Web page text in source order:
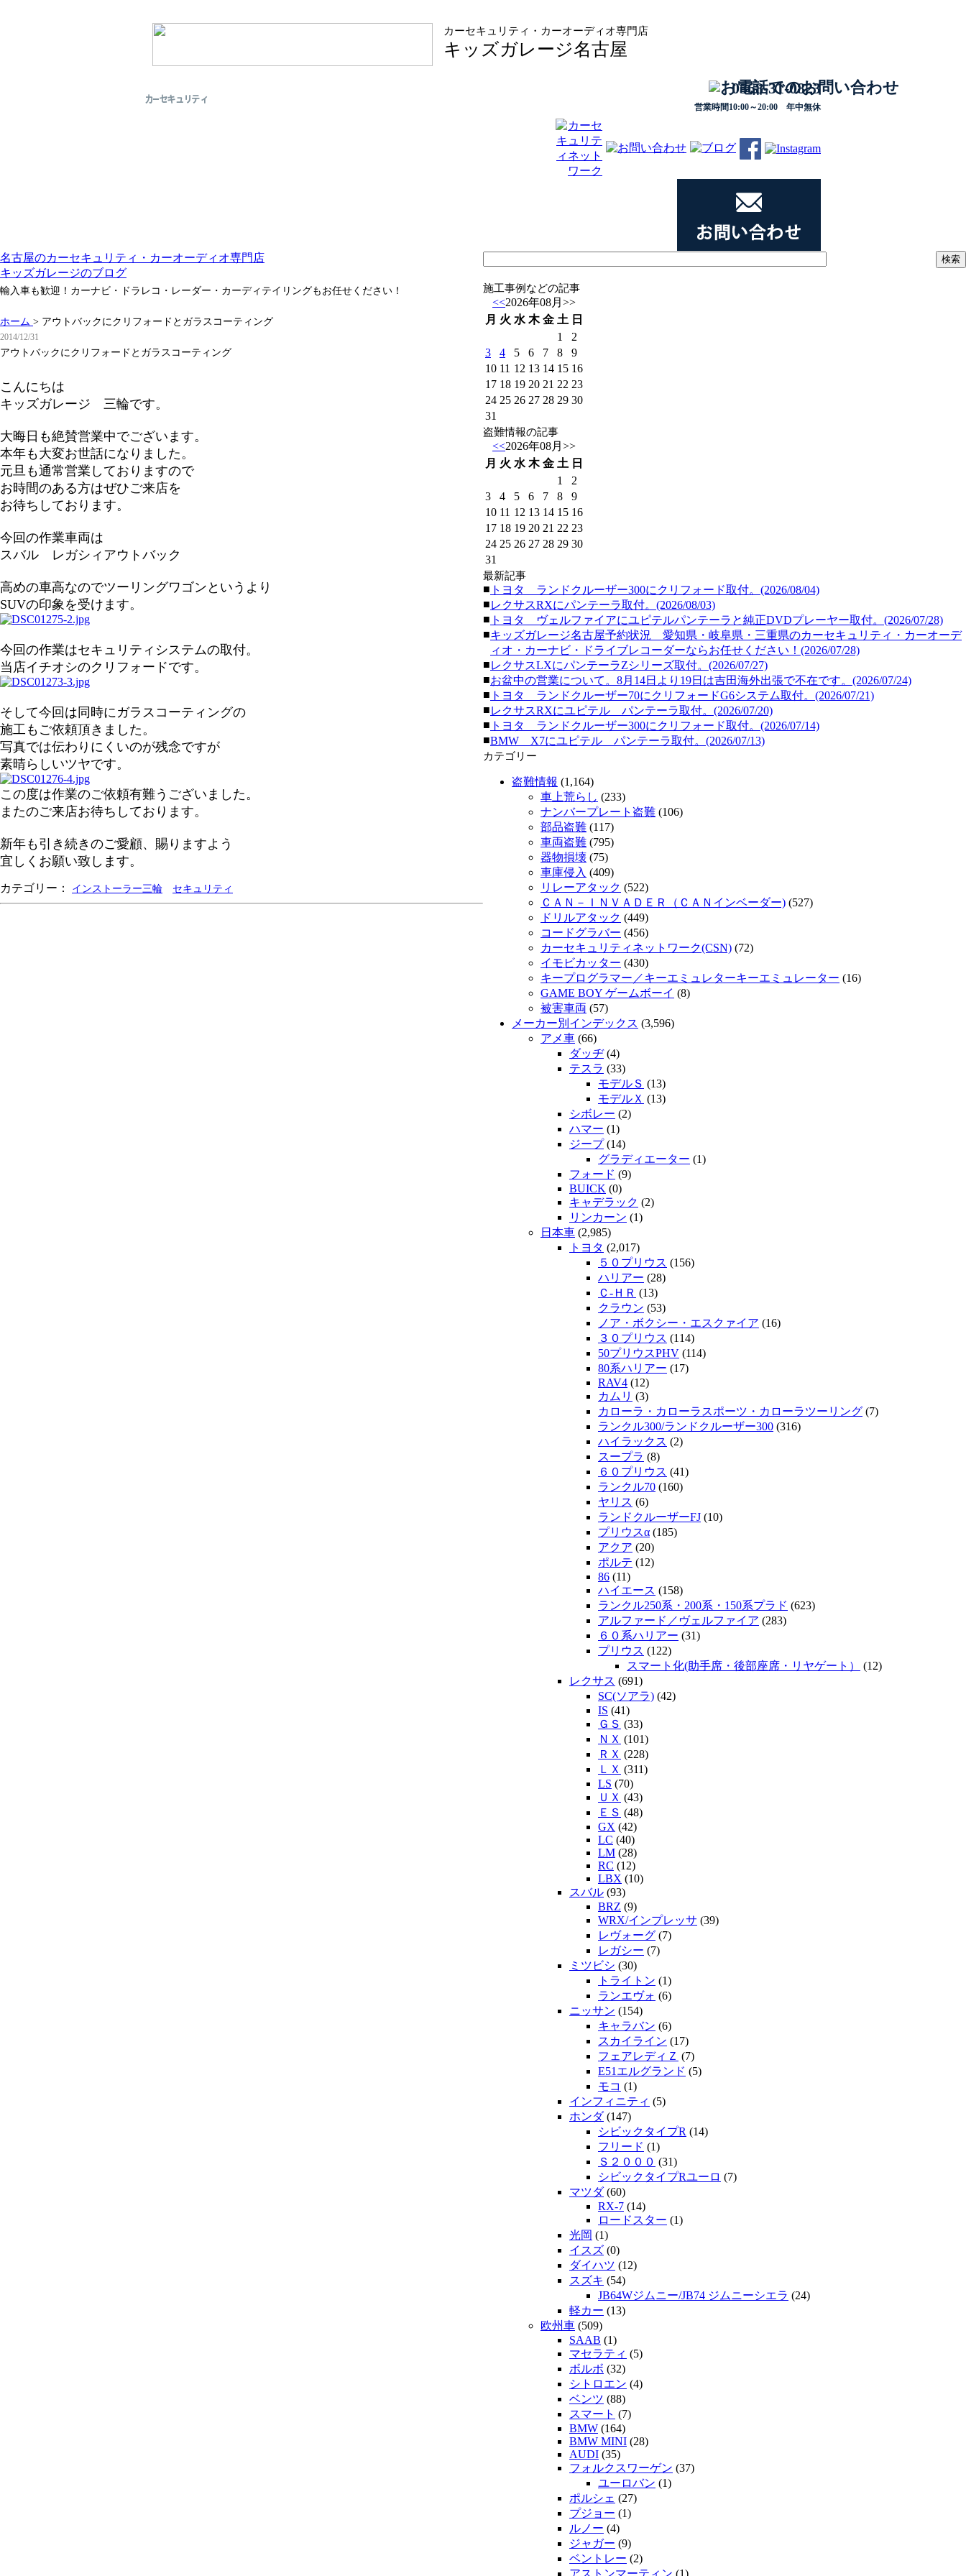
カーセキュリティ・カーオーディオ専門店
キッズガレージ名古屋
0568-31-0823
営業時間10:00～20:00 年中無休
名古屋のカーセキュリティ・カーオーディオ専門店
キッズガレージのブログ
輸入車も歓迎！カーナビ・ドラレコ・レーダー・カーディテイリングもお任せください！
ホーム > アウトバックにクリフォードとガラスコーティング
2014/12/31
アウトバックにクリフォードとガラスコーティング
こんにちは
キッズガレージ 三輪です。
大晦日も絶賛営業中でございます。
本年も大変お世話になりました。
元旦も通常営業しておりますので
お時間のある方はぜひご来店を
お待ちしております。
今回の作業車両は
スバル レガシィアウトバック
高めの車高なのでツーリングワゴンというより
SUVの印象を受けます。
今回の作業はセキュリティシステムの取付。
当店イチオシのクリフォードです。
そして今回は同時にガラスコーティングの
施工もご依頼頂きました。
写真では伝わりにくいのが残念ですが
素晴らしいツヤです。
この度は作業のご依頼有難うございました。
またのご来店お待ちしております。
新年も引き続きのご愛顧、賜りますよう
宜しくお願い致します。
カテゴリー： インストーラー三輪 セキュリティ
施工事例などの記事
<<2026年08月 >>
月 火 水 木 金 土 日
1
2
3
4 5 6 7 8
9
10 11 12 13 14 15 16
17 18 19 20 21 22 23
24 25 26 27 28 29 30
31
盗難情報の記事
<<2026年08月 >>
月 火 水 木 金 土 日
1
2
3
4 5 6 7 8
9
10 11 12 13 14 15 16
17 18 19 20 21 22 23
24 25 26 27 28 29 30
31
最新記事
■ トヨタ ランドクルーザー300にクリフォード取付。(2026/08/04)
■レクサスRXにパンテーラ取付。(2026/08/03)
■ トヨタ ヴェルファイアにユピテルパンテーラと純正DVDプレーヤー取付。(2026/07/28)
■キッズガレージ名古屋予約状況 愛知県・岐阜県・三重県のカーセキュリティ・カーオーデ
ィオ・カーナビ・ドライブレコーダーならお任せください！(2026/07/28)
■レクサスLXにパンテーラZシリーズ取付。(2026/07/27)
■お盆中の営業について。8月14日より19日は吉田海外出張で不在です。(2026/07/24)
■ トヨタ ランドクルーザー70にクリフォードG6システム取付。(2026/07/21)
■レクサスRXにユピテル パンテーラ取付。(2026/07/20)
■ トヨタ ランドクルーザー300にクリフォード取付。(2026/07/14)
■BMW X7にユピテル パンテーラ取付。(2026/07/13)
カテゴリー
盗難情報 (1,164)
車上荒らし (233)
ナンバープレート盗難 (106)
部品盗難 (117)
車両盗難 (795)
器物損壊 (75)
車庫侵入 (409)
リレーアタック (522)
ＣＡＮ－ＩＮＶＡＤＥＲ（ＣＡＮインベーダー) (527)
ドリルアタック (449)
コードグラバー (456)
カーセキュリティネットワーク(CSN) (72)
イモビカッター (430)
キープログラマー／キーエミュレターキーエミュレーター (16)
GAME BOY ゲームボーイ (8)
被害車両 (57)
メーカー別インデックス (3,596)
アメ車 (66)
ダッヂ(4)
テスラ (33)
モデルＳ (13)
モデルＸ (13)
シボレー (2)
ハマー (1)
ジープ(14)
グラディエーター (1)
フォード (9)
BUICK (0)
キャデラック (2)
リンカーン (1)
日本車 (2,985)
トヨタ (2,017)
５０プリウス (156)
ハリアー (28)
Ｃ-ＨＲ (13)
クラウン (53)
ノア・ボクシー・エスクァイア (16)
３０プリウス (114)
50プリウスPHV (114)
80系ハリアー (17)
RAV4 (12)
カムリ (3)
カローラ・カローラスポーツ・カローラツーリング (7)
ランクル300/ランドクルーザー300 (316)
ハイラックス (2)
スープラ (8)
６０プリウス (41)
ランクル70 (160)
ヤリス (6)
ランドクルーザーFJ (10)
プリウスα (185)
アクア (20)
ポルテ (12)
86 (11)
ハイエース (158)
ランクル250系・200系・150系プラド (623)
アルファード／ヴェルファイア (283)
６０系ハリアー (31)
プリウス (122)
スマート化(助手席・後部座席・リヤゲート）
(12)
レクサス (691)
SC(ソアラ) (42)
IS (41)
ＧＳ (33)
ＮＸ (101)
ＲＸ (228)
ＬＸ (311)
LS (70)
ＵＸ (43)
ＥＳ (48)
GX (42)
LC (40)
LM (28)
RC (12)
LBX (10)
スバル (93)
BRZ (9)
WRX/インプレッサ (39)
レヴォーグ (7)
レガシー (7)
ミツビシ (30)
トライトン (1)
ランエヴォ (6)
ニッサン (154)
キャラバン (6)
スカイライン (17)
フェアレディＺ (7)
E51エルグランド (5)
モコ (1)
インフィニティ (5)
ホンダ(147)
シビックタイプR (14)
フリード (1)
Ｓ２０００ (31)
シビックタイプRユーロ (7)
マツダ(60)
RX-7 (14)
ロードスター (1)
光岡 (1)
イスズ (0)
ダイハツ (12)
スズキ (54)
JB64Wジムニー/JB74 ジムニーシエラ (24)
軽カー (13)
欧州車 (509)
SAAB (1)
マセラティ (5)
ボルボ (32)
シトロエン (4)
ベンツ (88)
スマート (7)
BMW (164)
BMW MINI (28)
AUDI (35)
フォルクスワーゲン (37)
ユーロバン (1)
ポルシェ (27)
プジョー (1)
ルノー (4)
ジャガー (9)
ベントレー (2)
アストンマーティン (1)